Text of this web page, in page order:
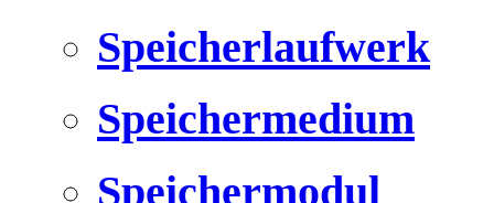
Speicherlaufwerk
Speichermedium
Speichermodul